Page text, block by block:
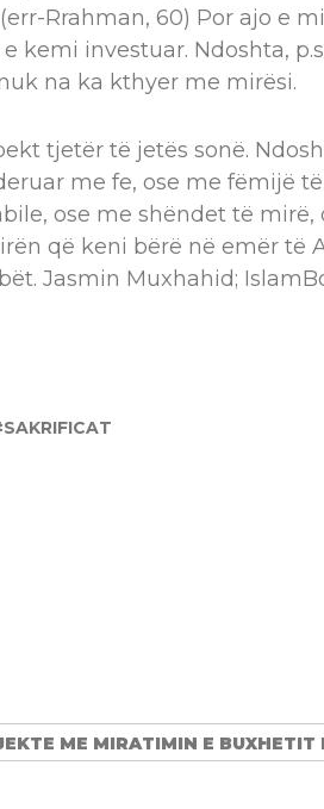
Rrahman, 60) Por ajo e
investuar. Ndoshta,
na ka kthyer me mirësi.
tjetër të jetës sonë.
me fe, ose me fëmijë të
ose me shëndet të mirë,
që keni bërë në emër të
Jasmin Muxhahid;
SAKRIFICAT
ME MIRATIMIN E BUXHETIT